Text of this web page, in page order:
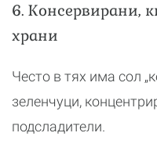
6. Консервирани,
храни
Често в тях има сол
зеленчуци,
подсладители.